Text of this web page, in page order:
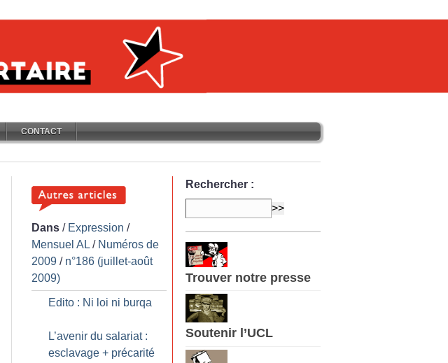
CONTACT
Dans / Expression /
Mensuel AL / Numéros de
2009 / n°186 (juillet-août
2009)
Edito : Ni loi ni burqa
L’avenir du salariat :
esclavage + précarité
Rechercher :
Trouver notre presse
Soutenir l’UCL